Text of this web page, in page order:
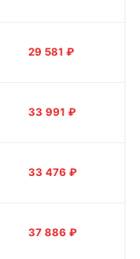
29 581 ₽
33 991 ₽
33 476 ₽
37 886 ₽